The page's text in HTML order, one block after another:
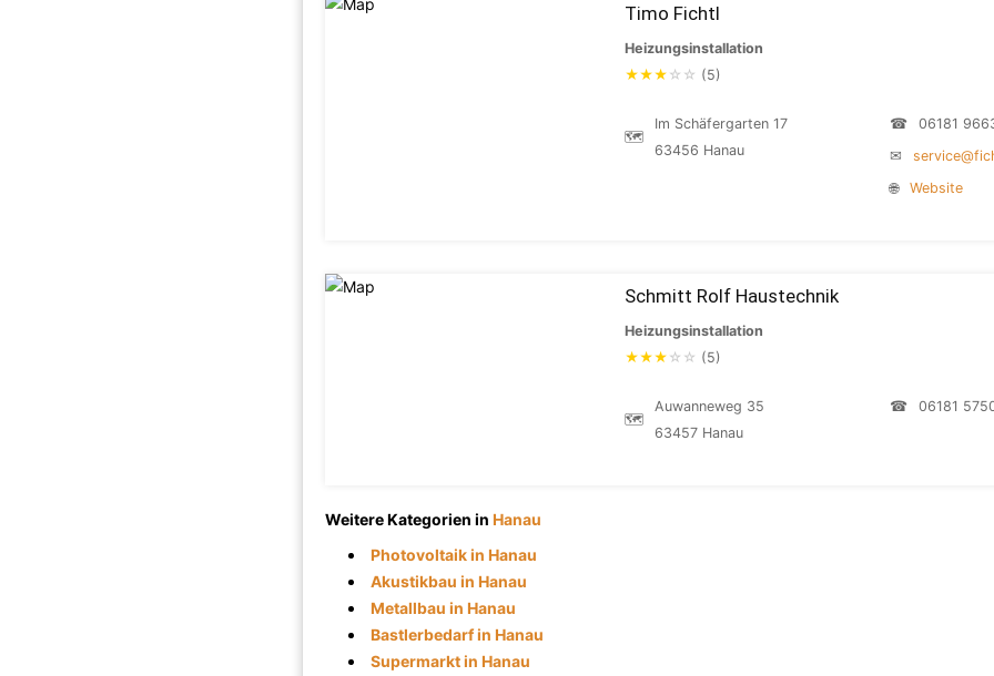
Timo Fichtl
Heizungsinstallation
★★★ ☆ ☆ (5)
🗺
Im Schäfergarten 17
63456 Hanau
☎
06181
✉
🌐
Website
Schmitt Rolf Haustechnik
Heizungsinstallation
★★★ ☆ ☆ (5)
🗺
Auwanneweg 35
63457 Hanau
☎ 06181
Weitere Kategorien in Hanau
Photovoltaik in Hanau
Akustikbau in Hanau
Metallbau in Hanau
Bastlerbedarf in Hanau
Supermarkt in Hanau